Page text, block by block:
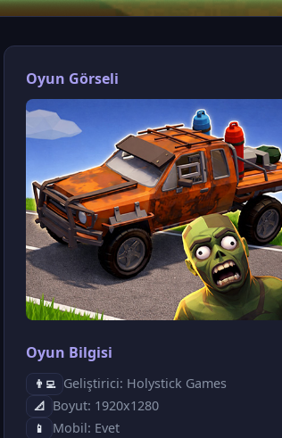
Oyun Görseli
Oyun Bilgisi
👨‍💻 Geliştirici: Holystick Games
📐 Boyut: 1920x1280
📱 Mobil: Evet